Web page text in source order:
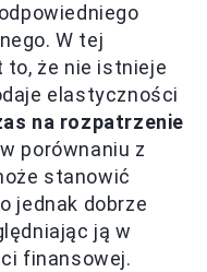
W tej
to, że nie istnieje
elastyczności
na rozpatrzenie
porównaniu z
stanowić
jednak dobrze
ją w
finansowej.